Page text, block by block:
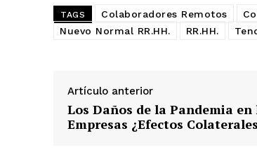
TAGS Colaboradores Remotos
Nuevo Normal RR.HH.
RR.HH.
Artículo anterior
Los Daños de la Pandemia en
Empresas ¿Efectos